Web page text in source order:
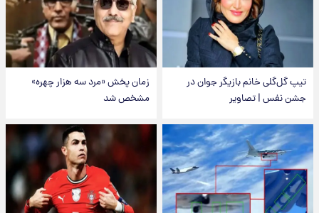
تیپ گل‌گلی خانم بازیگر جوان در
جشن نفس | تصاویر
زمان پخش «مرد سه هزار چهره»
مشخص شد